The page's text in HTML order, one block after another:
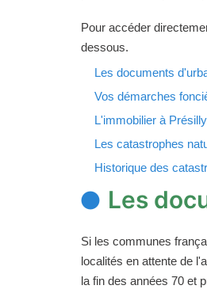
Pour accéder
dessous.
Les documents
Vos démarches
L'immobilier à Présilly
Les catastrophes
Historique des
Les
Si les communes
localités en attente de
la fin des années 70 et